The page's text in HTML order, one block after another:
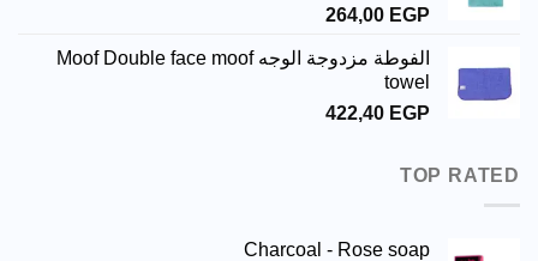
264,00 EGP
الفوطة مزدوجة الوجه Moof Double face moof
towel
422,40 EGP
TOP RATED
Charcoal - Rose soap